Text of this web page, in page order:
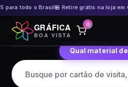
todo o Brasil🏪 Retire grátis na loja em
Pular
para
o
GRÁFICA
BOA VISTA
0
Qual material